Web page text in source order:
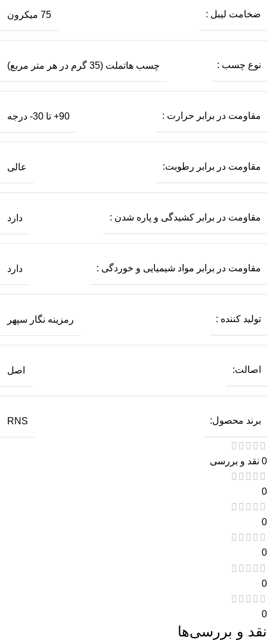
ضخامت لیبل : 75 میکرون
نوع چسب : چسب هاتملت (35 گرم در هر متر مربع)
مقاومت در برابر حرارت : 90+ تا 30- درجه
مقاومت در برابر رطوبت: عالی
مقاومت در برابر کشیدگی و پاره شدن : دارد
مقاومت در برابر مواد شیمیایی و خوردگی : دارد
تولید کننده : رمزینه نگار سپهر
اصالت: اصل
برند محصول: RNS
0 نقد و بررسی
0
0
0
0
0
نقد و بررسی‌ها